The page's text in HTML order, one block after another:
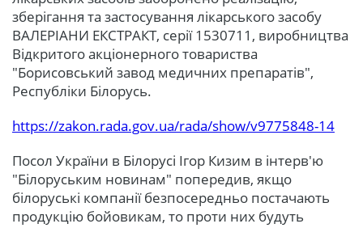
зберігання та застосування лікарського засобу
ВАЛЕРІАНИ ЕКСТРАКТ, серії 1530711, виробництва
Відкритого акціонерного товариства
"Борисовський завод медичних препаратів",
Республіки Білорусь.
https://zakon.rada.gov.ua/rada/show/v9775848-14
Посол України в Білорусі Ігор Кизим в інтерв'ю
"Білоруським новинам" попередив, якщо
білоруські компанії безпосередньо постачають
продукцію бойовикам, то проти них будуть